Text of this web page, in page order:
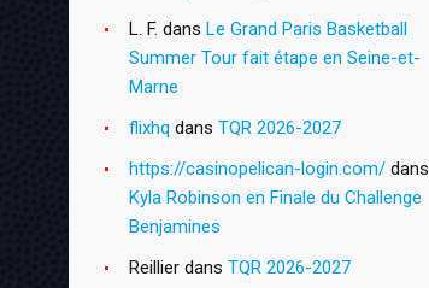
L. F. dans Le Grand Paris Basketball
Summer Tour fait étape en Seine-et-
Marne
flixhq dans TQR 2026-2027
https://casinopelican-login.com/ dans
Kyla Robinson en Finale du Challenge
Benjamines
Reillier dans TQR 2026-2027